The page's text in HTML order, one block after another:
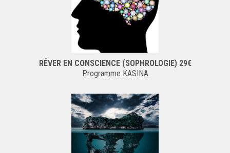
RÊVER EN CONSCIENCE (SOPHROLOGIE) 29€
Programme KASINA